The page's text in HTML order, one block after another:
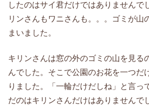
したのはサイ君だけではありませんで
リンさんもワニさんも。。。ゴミが山
まいました。
キリンさんは窓の外のゴミの山を見る
んでした。そこで公園のお花を一つだ
りました。「一輪だけだしね」と言っ
だのはキリンさんだけはありませんで